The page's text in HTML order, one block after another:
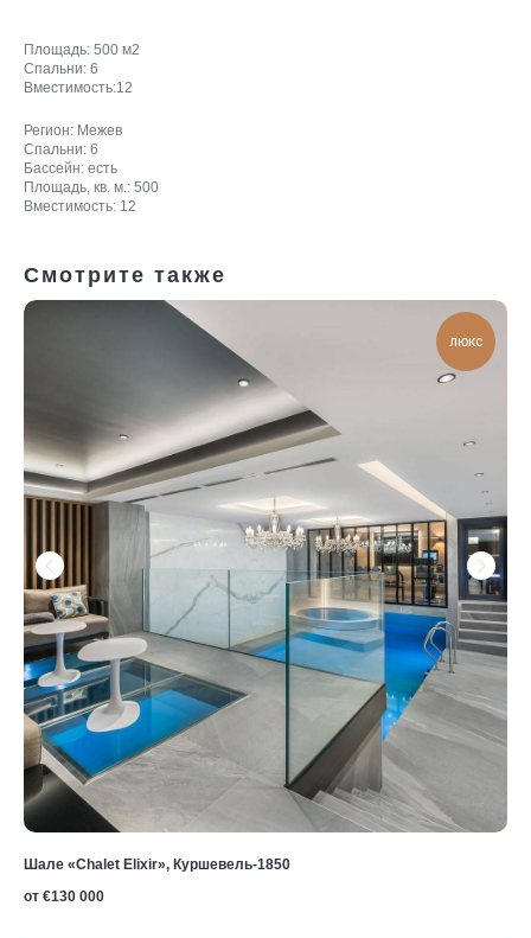
Площадь: 500 м2
Спальни: 6
Вместимость:12
Регион: Межев
Спальни: 6
Бассейн: есть
Площадь, кв. м.: 500
Вместимость: 12
Смотрите также
люкс
Шале «Chalet Elixir», Куршевель-1850
от €130 000